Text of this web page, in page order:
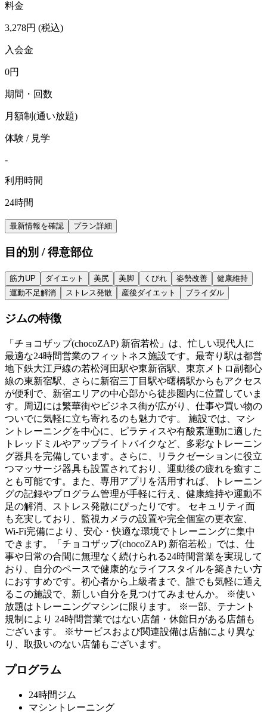
料金
3,278円 (税込)
入会金
0円
期間・回数
月額制(通い放題)
体験 / 見学
-
利用時間
24時間
最新情報を確認 プラン詳細
目的別 / 得意部位
筋力UP ダイエット 美尻 美脚 くびれ 姿勢改善
健康維持
運動不足解消
ストレス発散 産後ダイエット ブライダル
ジムの特徴
「チョコザップ(chocoZAP) 新宿若松」は、忙しい現代人に
最適な24時間営業のフィットネス施設です。最寄り駅は都営
地下鉄大江戸線の若松河田駅や東新宿駅、東京メトロ副都心
線の東新宿駅、さらに新宿三丁目駅や曙橋駅からもアクセス
が便利で、新宿エリアの中心部から徒歩圏内に位置していま
す。周辺には繁華街やビジネス街が広がり、仕事や買い物の
ついでに気軽に立ち寄れるのも魅力です。 施設では、マシ
ントレーニングを中心に、ピラティスや有酸素運動に適した
トレッドミルやアップライトバイクなど、多彩なトレーニン
グ器具を完備しています。さらに、リラクゼーションに役立
つマッサージ器具も設置されており、運動後の疲れを癒すこ
とも可能です。また、専用アプリを活用すれば、トレーニン
グの記録やプログラム管理が手軽に行え、健康維持や運動不
足の解消、ストレス発散にぴったりです。 セキュリティ面
も充実しており、監視カメラの設置や完全個室の更衣室、
Wi-Fi完備により、安心・快適な環境でトレーニングに集中
できます。「チョコザップ(chocoZAP) 新宿若松」では、仕
事や日常の合間に無理なく続けられる24時間営業を実現して
おり、自分のペースで健康的なライフスタイルを築きたい方
におすすめです。初心者から上級者まで、誰でも気軽に通え
るこの施設で、新しい自分を見つけてみませんか。 ※使い
放題はトレーニングマシンに限ります。 ※一部、テナント
規制により 24時間営業ではない店舗・休館日がある店舗も
ございます。 ※サービスおよび関連設備は店舗により異な
り、取扱いのない店舗もございます。
プログラム
24時間ジム
マシントレーニング